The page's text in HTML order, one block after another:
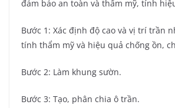
đảm bảo an toàn và thẩm mỹ, tính
Bước 1: Xác định độ cao và vị trí trần
tính thẩm mỹ và hiệu quả chống ồn,
Bước 2: Làm khung sườn.
Bước 3: Tạo, phân chia ô trần.